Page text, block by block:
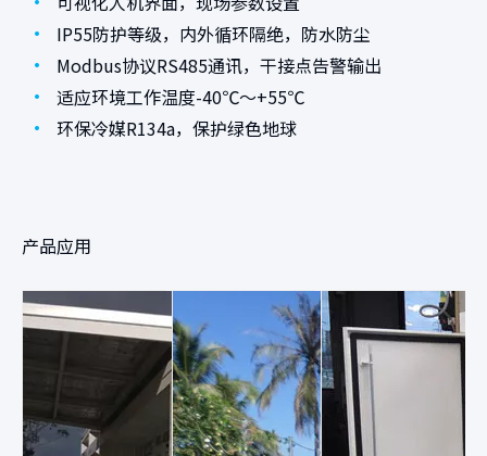
• IP55防护等级，内外循环隔绝，防水防尘
• Modbus协议RS485通讯，干接点告警输出
• 适应环境工作温度-40℃～+55℃
• 环保冷媒R134a，保护绿色地球
产品应用